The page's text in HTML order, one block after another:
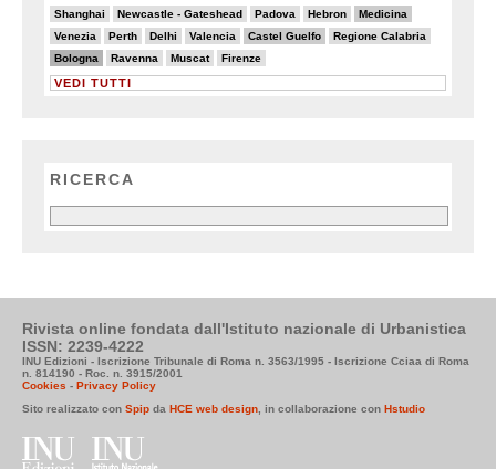
Shanghai
3/20 Newcastle - Gateshead
3/20 Padova
2/20 Hebron
2/20 Medicina
6/20
Venezia
4/20 Perth
3/20 Delhi
4/20 Valencia
5/20 Castel Guelfo
6/20 Regione Calabria
4/20
Bologna
8/20 Ravenna
3/20 Muscat
3/20 Firenze
2/20
VEDI TUTTI
RICERCA
Rivista online fondata dall'Istituto nazionale di Urbanistica
ISSN: 2239-4222
INU Edizioni - Iscrizione Tribunale di Roma n. 3563/1995 - Iscrizione Cciaa di Roma
n. 814190 - Roc. n. 3915/2001
Cookies - Privacy Policy
Sito realizzato con Spip da HCE web design , in collaborazione con Hstudio